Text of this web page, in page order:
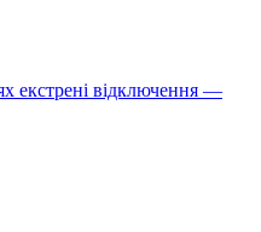
екстрені відключення —